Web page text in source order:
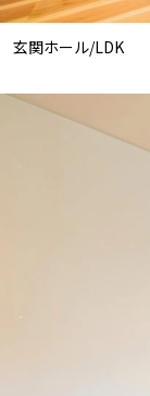
玄関ホール/LDK